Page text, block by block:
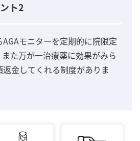
ト2
モニターを定期的に院限定
た万が一治療薬に効果がみら
金してくれる制度がありま